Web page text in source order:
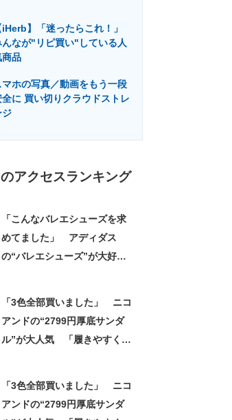
iHerb】「迷ったらこれ！」
んなが"リピ買い"している人
商品
マホの写真／動画をもう一段
全に 買い切りクラウドストレ
ジ
のアクセスランキング
「こんなバレエシューズを求
めてました」 アディダス
の“バレエシューズ”が大好
「3色全部買いました」 ニコ
アンドの“2799円厚底サンダ
ル”が大人気 「履きやすくて
「3色全部買いました」 ニコ
アンドの“2799円厚底サンダ